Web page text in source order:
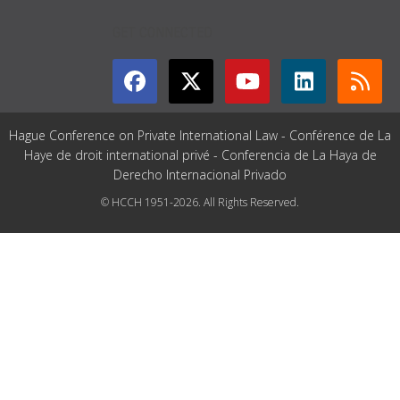
Hague Conference on Private International Law - Conférence de La
Haye de droit international privé - Conferencia de La Haya de
Derecho Internacional Privado
© HCCH 1951-2026. All Rights Reserved.